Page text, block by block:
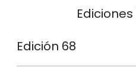
Ediciones
Edición 68